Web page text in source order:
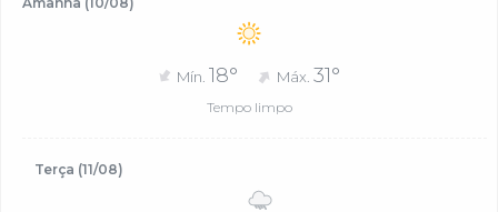
Mín. 18° Máx. 31°
Tempo limpo
Terça (11/08)